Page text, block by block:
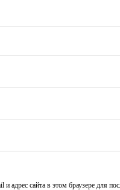
и адрес сайта в этом браузере для